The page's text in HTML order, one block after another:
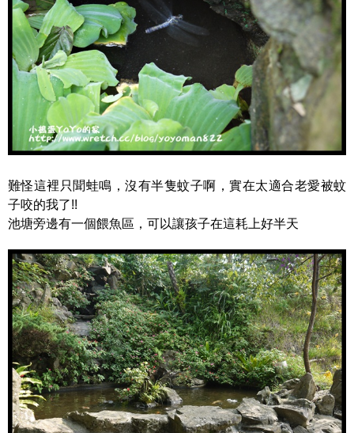
難怪這裡只聞蛙鳴，沒有半隻蚊子啊，實在太適合老愛被蚊
子咬的我了!!
池塘旁邊有一個餵魚區，可以讓孩子在這耗上好半天